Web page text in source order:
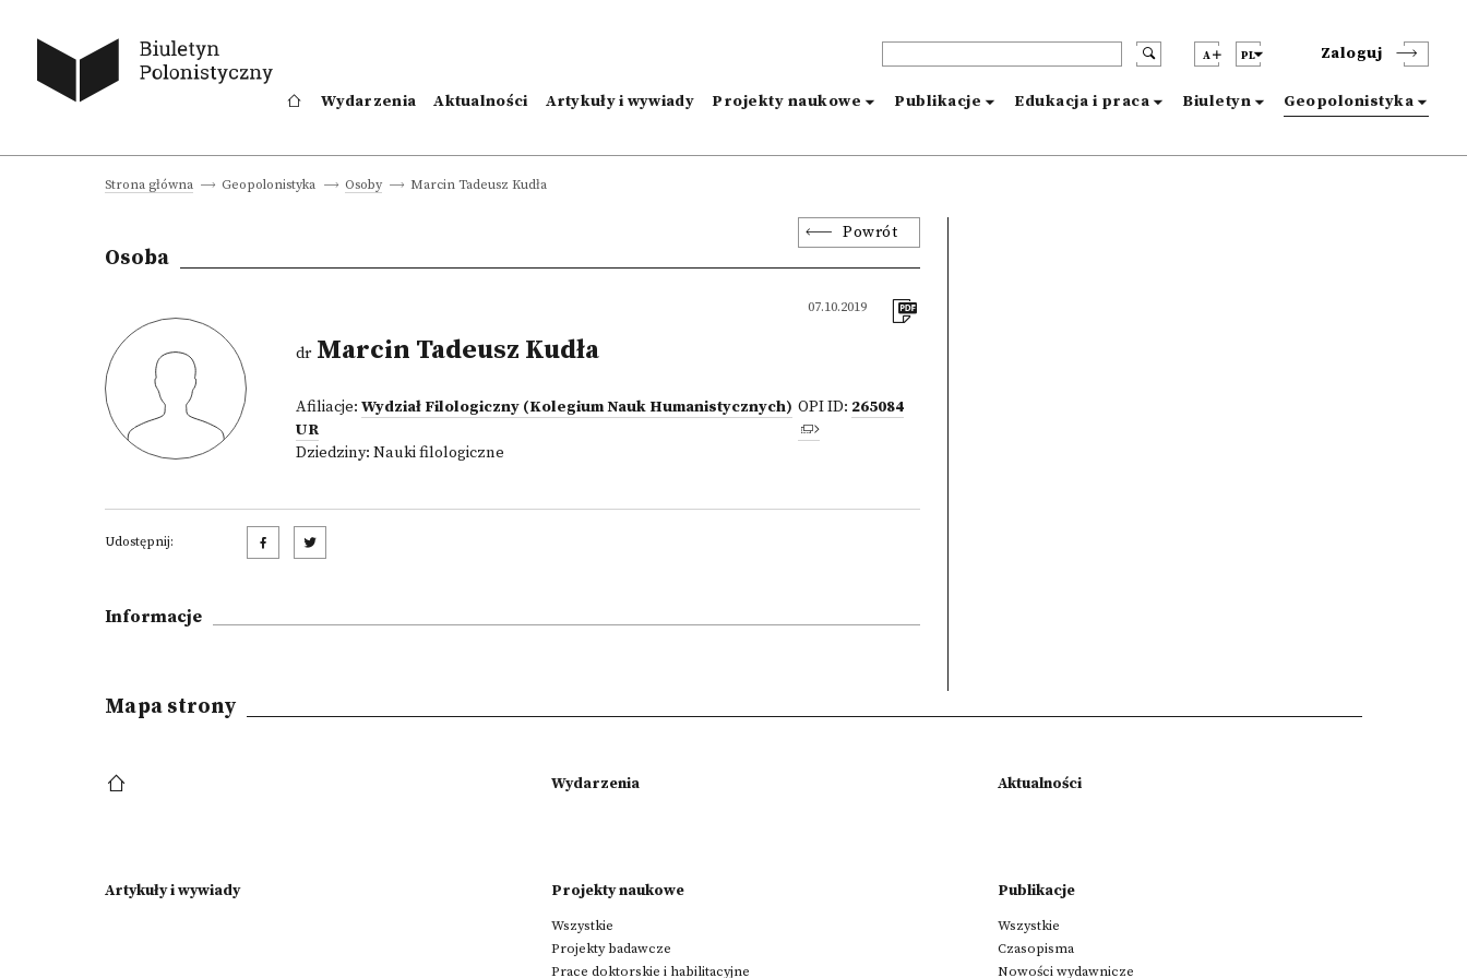
A PL Zaloguj
Wydarzenia Aktualności Artykuły i wywiady Projekty naukowe Publikacje Edukacja i praca Biuletyn Geopolonistyka
Strona główna Geopolonistyka Osoby Marcin Tadeusz Kudła
Powrót
Osoba
07.10.2019
drMarcin Tadeusz Kudła
Afiliacje: Wydział Filologiczny (Kolegium Nauk Humanistycznych)
UR
Dziedziny: Nauki filologiczne
OPI ID: 265084
Udostępnij:
Informacje
Mapa strony
Wydarzenia Aktualności
Artykuły i wywiady Projekty naukowe
Wszystkie
Projekty badawcze
Prace doktorskie i habilitacyjne
Publikacje
Wszystkie
Czasopisma
Nowości wydawnicze